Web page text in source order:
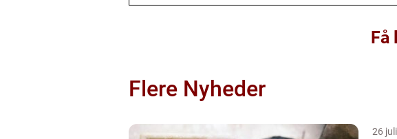
Få
Flere Nyheder
26